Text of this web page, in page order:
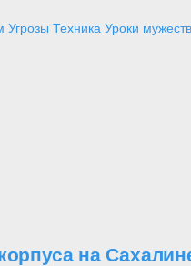
Угрозы Техника Уроки
на